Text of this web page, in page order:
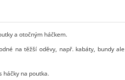
a otočným háčkem.
na těžší oděvy, např. kabáty, bundy
háčky na poutka.